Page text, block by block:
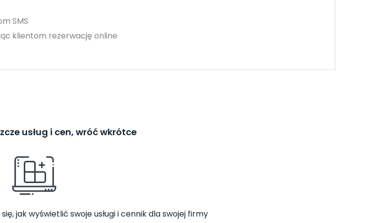
SMS
klientom rezerwację online
usług i cen, wróć wkrótce
jak wyświetlić swoje usługi i cennik dla swojej firmy